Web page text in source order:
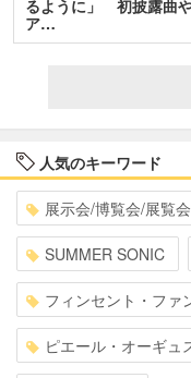
るように」 初披露曲
ア…
人気のキーワード
展示会/博覧会/展覧会
SUMMER SONIC
フィンセント・ファ
ピエール・オーギュ